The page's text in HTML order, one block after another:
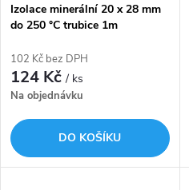
Izolace minerální 20 x 28 mm
do 250 °C trubice 1m
102 Kč bez DPH
124 Kč/ ks
Na objednávku
DO KOŠÍKU